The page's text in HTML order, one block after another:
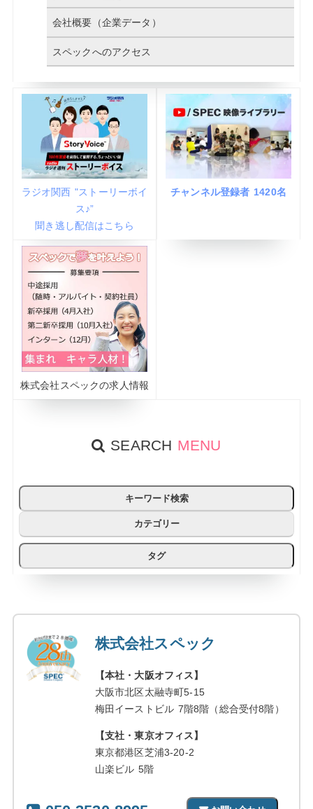
会社概要（企業データ）
スペックへのアクセス
ラジオ関西 "ストーリーボイ
ス♪”
聞き逃し配信はこちら
チャンネル登録者 1420名
株式会社スペックの求人情報
SEARCH MENU
キーワード検索
カテゴリー
タグ
株式会社スペック
【本社・大阪オフィス】
大阪市北区太融寺町5-15
梅田イーストビル 7階8階（総合受付8階）
【支社・東京オフィス】
東京都港区芝浦3-20-2
山楽ビル 5階